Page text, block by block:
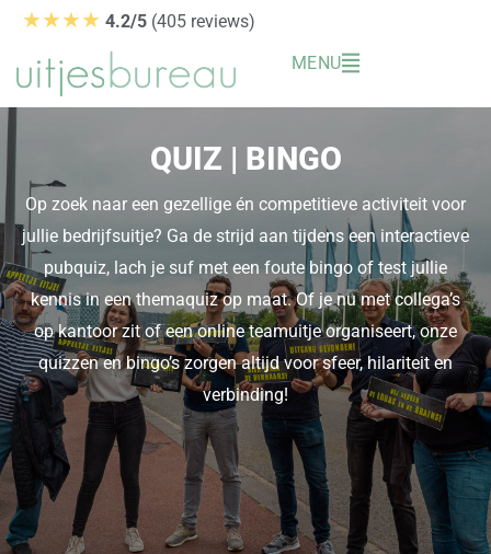
de
inhoud
★★★★ 4.2/5 (405 reviews)
MENU
QUIZ | BINGO
Op zoek naar een gezellige én competitieve activiteit voor
jullie bedrijfsuitje? Ga de strijd aan tijdens een interactieve
pubquiz, lach je suf met een foute bingo of test jullie
kennis in een themaquiz op maat. Of je nu met collega’s
op kantoor zit of een online teamuitje organiseert, onze
quizzen en bingo’s zorgen altijd voor sfeer, hilariteit en
verbinding!